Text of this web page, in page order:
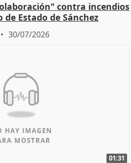
contra incendios
Estado de Sánchez
30/07/2026
01:31